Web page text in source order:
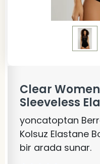
Clear
Sleeveless
yoncatoptan
Kolsuz Elastane
bir arada sunar.